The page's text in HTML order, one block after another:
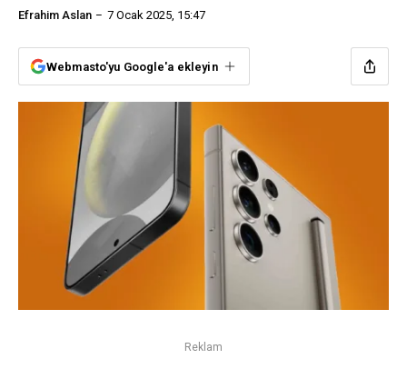
Efrahim Aslan 7 Ocak 2025, 15:47
Webmasto'yu Google'a ekleyin
Reklam